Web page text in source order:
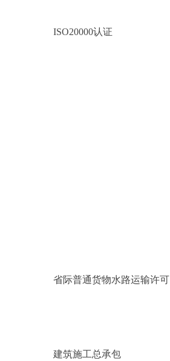
ISO20000认证
省际普通货物水路运输许可
建筑施工总承包